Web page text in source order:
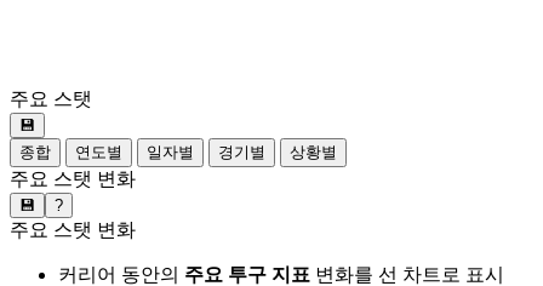
주요 스탯
💾
종합
연도별 일자별 경기별 상황별
주요 스탯 변화
💾 ?
주요 스탯 변화
커리어 동안의 주요 투구 지표 변화를 선 차트로 표시